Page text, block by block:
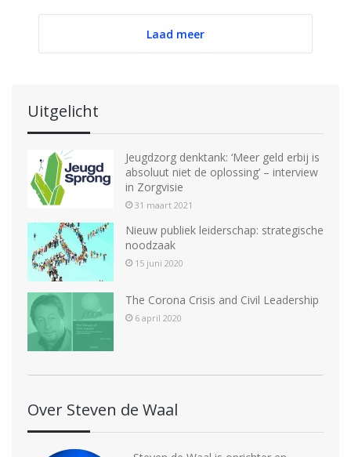
Laad meer
Uitgelicht
Jeugdzorg denktank: ‘Meer geld erbij is
absoluut niet de oplossing’ – interview
in Zorgvisie
31 maart 2021
Nieuw publiek leiderschap: strategische
noodzaak
15 juni 2020
The Corona Crisis and Civil Leadership
6 april 2020
Over Steven de Waal